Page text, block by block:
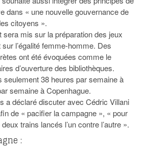
dans « une nouvelle gouvernance de
citoyens ».
sera mis sur la préparation des jeux
l’égalité femme-homme. Des
ont été évoquées comme le
d’ouverture des bibliothèques.
seulement 38 heures par semaine à
semaine à Copenhague.
a déclaré discuter avec Cédric Villani
de « pacifier la campagne », « pour
trains lancés l’un contre l’autre ».
: